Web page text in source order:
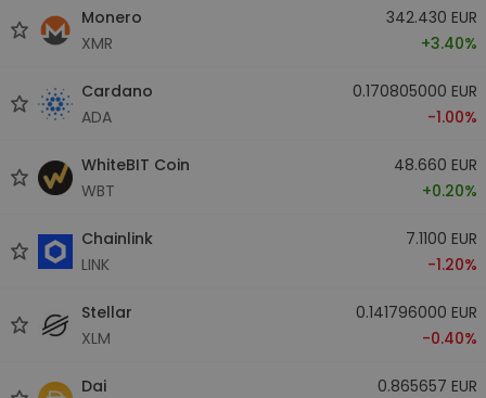
Monero
XMR
342.430 EUR
+3.40%
Cardano
ADA
0.170805000 EUR
-1.00%
WhiteBIT Coin
WBT
48.660 EUR
+0.20%
Chainlink
LINK
7.1100 EUR
-1.20%
Stellar
XLM
0.141796000 EUR
-0.40%
Dai
0.865657 EUR